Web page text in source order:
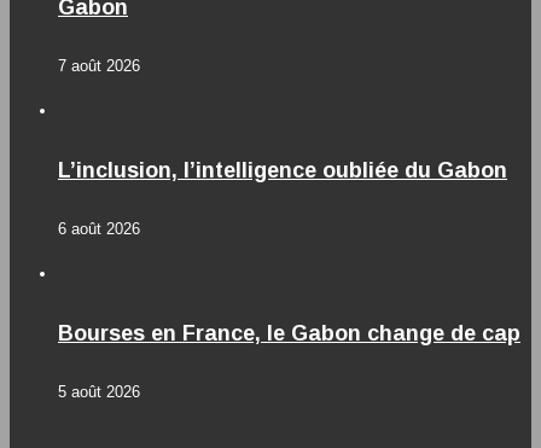
Gabon
7 août 2026
L’inclusion, l’intelligence oubliée du Gabon
6 août 2026
Bourses en France, le Gabon change de cap
5 août 2026